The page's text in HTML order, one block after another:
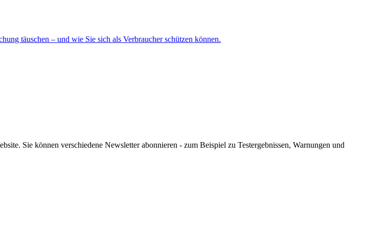
täuschen – und wie Sie sich als Verbraucher schützen können.
Sie können verschiedene Newsletter abonnieren - zum Beispiel zu Testergebnissen, Warnungen und